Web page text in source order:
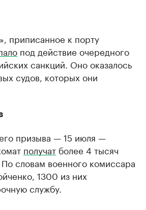
приписанное к порту
под действие очередного
санкций. Оно оказалось
судов, которых они
призыва — 15 июля —
получат более 4 тысяч
словам военного комиссара
1300 из них
службу.